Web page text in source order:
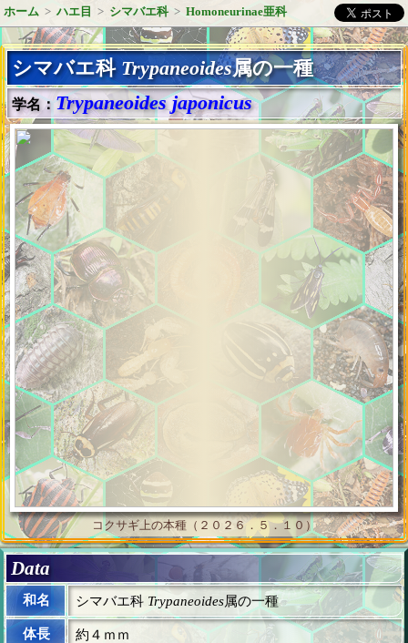
ホーム > ハエ目 > シマバエ科 > Homoneurinae亜科
シマバエ科Trypaneoides属の一種
学名： Trypaneoides japonicus
コクサギ上の本種（２０２６．５．１０）
Data
和名 シマバエ科 Trypaneoides属の一種
体長 約４ｍｍ